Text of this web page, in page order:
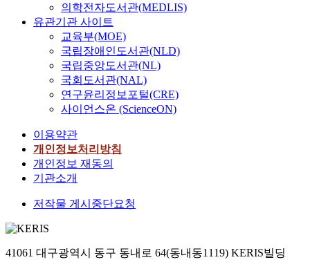
의학전자도서관(MEDLIS)
유관기관 사이트
교육부(MOE)
국립장애인도서관(NLD)
국립중앙도서관(NL)
국회도서관(NAL)
연구윤리정보포털(CRE)
사이언스온 (ScienceON)
이용약관
개인정보처리방침
개인정보 재동의
기관소개
저작물 게시중단요청
41061 대구광역시 동구 동내로 64(동내동1119) KERIS빌딩